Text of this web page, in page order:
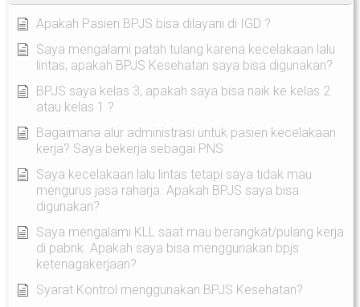
Apakah Pasien BPJS bisa dilayani di IGD ?
Saya mengalami patah tulang karena kecelakaan lalu
lintas, apakah BPJS Kesehatan saya bisa digunakan?
BPJS saya kelas 3, apakah saya bisa naik ke kelas 2
atau kelas 1 ?
Bagaimana alur administrasi untuk pasien kecelakaan
kerja? Saya bekerja sebagai PNS
Saya kecelakaan lalu lintas tetapi saya tidak mau
mengurus jasa raharja. Apakah BPJS saya bisa
digunakan?
Saya mengalami KLL saat mau berangkat/pulang kerja
di pabrik. Apakah saya bisa menggunakan bpjs
ketenagakerjaan?
Syarat Kontrol menggunakan BPJS Kesehatan?